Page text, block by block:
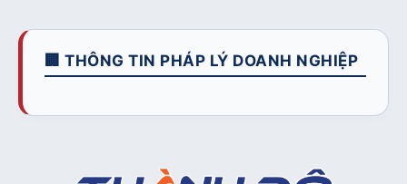
🏢 THÔNG TIN PHÁP LÝ DOANH NGHIỆP